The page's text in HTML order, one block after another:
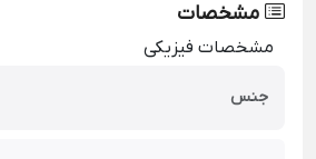
مشخصات
مشخصات فیزیکی
جنس